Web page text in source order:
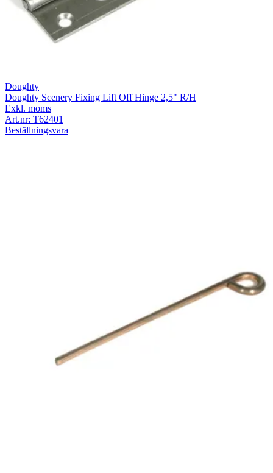
Doughty
Doughty Scenery Fixing Lift Off Hinge 2,5" R/H
Exkl. moms
Art.nr: T62401
Beställningsvara